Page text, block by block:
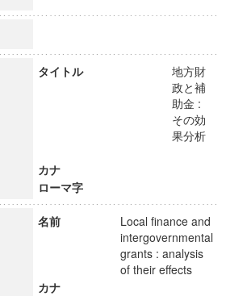
タイトル
地方財
政と補
助金 :
その効
果分析
カナ
ローマ字
名前
Local finance and
intergovernmental
grants : analysis
of their effects
カナ